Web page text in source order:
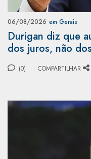
06/08/2026 em Gerais
Durigan diz que
dos juros, não
(0) COMPARTILHAR